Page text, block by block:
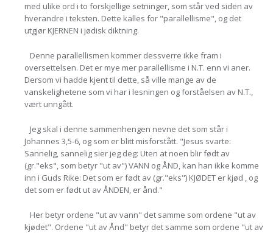
med ulike ord i to forskjellige setninger, som står ved siden av
hverandre i teksten. Dette kalles for "parallellisme", og det
utgjør KJERNEN i jødisk diktning.
Denne parallellismen kommer dessverre ikke fram i
oversettelsen. Det er mye mer parallellisme i N.T. enn vi aner.
Dersom vi hadde kjent til dette, så ville mange av de
vanskelighetene som vi har i lesningen og forståelsen av N.T.,
vært unngått.
Jeg skal i denne sammenhengen nevne det som står i
Johannes 3,5-6, og som er blitt misforstått. "Jesus svarte:
Sannelig, sannelig sier jeg deg: Uten at noen blir født av
(gr."eks", som betyr "ut av") VANN og ÅND, kan han ikke komme
inn i Guds Rike: Det som er født av (gr."eks") KJØDET er kjød , og
det som er født ut av ÅNDEN, er ånd."
Her betyr ordene "ut av vann" det samme som ordene "ut av
kjødet". Ordene "ut av Ånd" betyr det samme som ordene "ut av